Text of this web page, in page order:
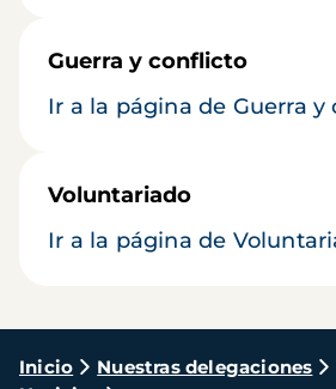
Guerra y conflicto
Ir a la página de Guerra y
Voluntariado
Ir a la página de
Ruta
Inicio Nuestras delegaciones